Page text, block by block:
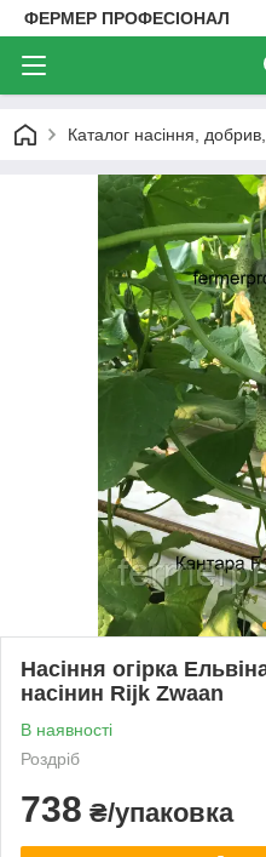
ФЕРМЕР ПРОФЕСІОНАЛ
Каталог насіння, добрив,
Насіння огірка
насінин Rijk Zwaan
В наявності
Роздріб
738 ₴/упаковка